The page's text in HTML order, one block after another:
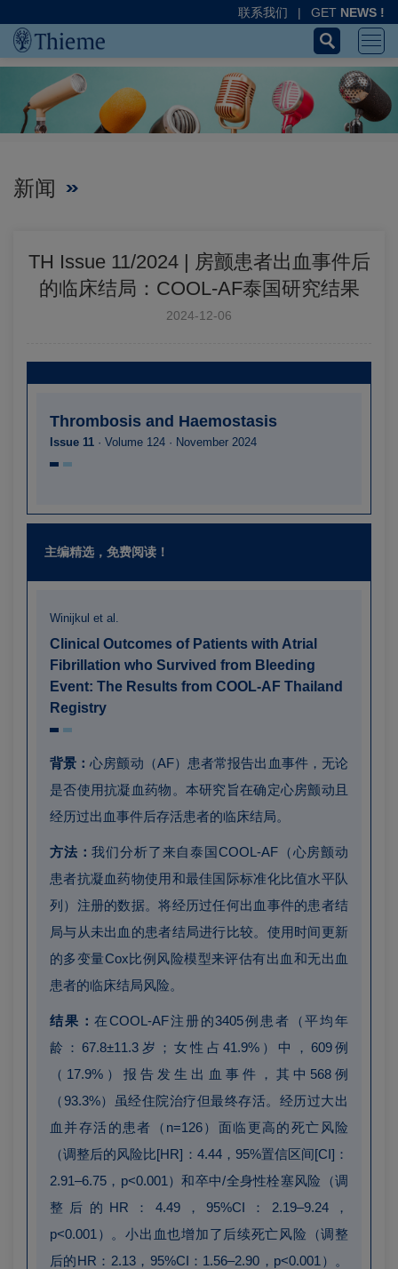
联系我们 | GET NEWS !
新闻
TH Issue 11/2024 | 房颤患者出血事件后
的临床结局：COOL-AF泰国研究结果
2024-12-06
Thrombosis and Haemostasis
Issue 11 · Volume 124 · November 2024
主编精选，免费阅读！
Winijkul et al.
Clinical Outcomes of Patients with Atrial
Fibrillation who Survived from Bleeding
Event: The Results from COOL-AF Thailand
Registry
背景：心房颤动（AF）患者常报告出血事件，无论
是否使用抗凝血药物。本研究旨在确定心房颤动且
经历过出血事件后存活患者的临床结局。
方法：我们分析了来自泰国COOL-AF（心房颤动
患者抗凝血药物使用和最佳国际标准化比值水平队
列）注册的数据。将经历过任何出血事件的患者结
局与从未出血的患者结局进行比较。使用时间更新
的多变量Cox比例风险模型来评估有出血和无出血
患者的临床结局风险。
结果：在COOL-AF注册的3405例患者（平均年
龄：67.8±11.3岁；女性占41.9%）中，609例
（17.9%）报告发生出血事件，其中568例
（93.3%）虽经住院治疗但最终存活。经历过大出
血并存活的患者（n=126）面临更高的死亡风险
（调整后的风险比[HR]：4.44，95%置信区间[CI]：
2.91–6.75，p<0.001）和卒中/全身性栓塞风险（调
整后的HR：4.49，95%CI：2.19–9.24，
p<0.001）。小出血也增加了后续死亡风险（调整
后的HR：2.13，95%CI：1.56–2.90，p<0.001）。